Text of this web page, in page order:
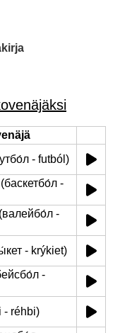
- futból)
-
-
- krýkiet)
-
- réhbi)